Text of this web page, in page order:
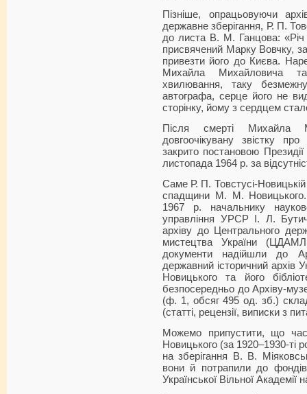
Пізніше, опрацьовуючи
державне зберігання, Р. П.
до листа В. М. Ганцова:
присвячений Марку Вовчку,
привезти його до Києва.
Михайла Михайловича
хвилювання, таку
автографа, серце його не
сторінку, йому з сердцем
Після смерті Михайла
довгоочікувану звістку
закрито постановою
листопада 1964 р. за
Саме Р. П. Товстусі-
спадщини М. М.
1967 р. начальнику
управління УРСР І. Л.
архіву до Центрального
мистецтва України
документи надійшли до
державний історичний архів
Новицького та його
безпосередньо до Архіву-
(ф. 1, обсяг 495 од. зб.)
(статті, рецензії, виписки з
Можемо припустити, що
Новицького (за 1920–1930-ті
на зберігання В. В.
вони й потрапили до
Української Вільної